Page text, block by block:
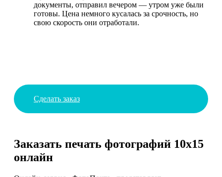
документы, отправил вечером — утром уже были
готовы. Цена немного кусалась за срочность, но
свою скорость они отработали.
Сделать заказ
Заказать печать фотографий 10х15
онлайн